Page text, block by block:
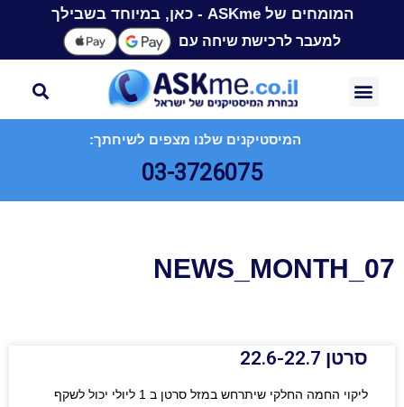
המומחים של ASKme - כאן, במיוחד בשבילך
למעבר לרכישת שיחה עם
המיסטיקנים שלנו מצפים לשיחתך:
03-3726075
NEWS_MONTH_07
סרטן 22.6-22.7
ליקוי החמה החלקי שיתרחש במזל סרטן ב 1 ליולי יכול לשקף